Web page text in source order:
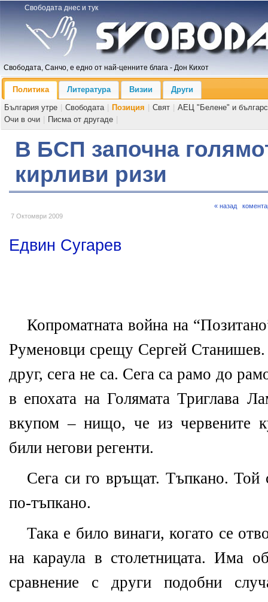
Свободата днес и тук
Свободата, Санчо, е едно от най-ценните блага - Дон Кихот
Политика Литература Визии
Други
България утре
Свободата Позиция Свят
АЕЦ "Белене" и
Очи в очи
Писма от другаде
В БСП започна
кирливи ризи
7 Октомври 2009
« назад
Едвин Сугарев
Копроматната война на
Руменовци срещу Сергей
друг, сега не са. Сега са рамо до
в епохата на Голямата Триглава
вкупом – нищо, че из червените
били негови регенти.
Сега си го връщат. Тъпкано.
по-тъпкано.
Така е било винаги, когато се
на караула в столетницата. Има
сравнение с други подобни